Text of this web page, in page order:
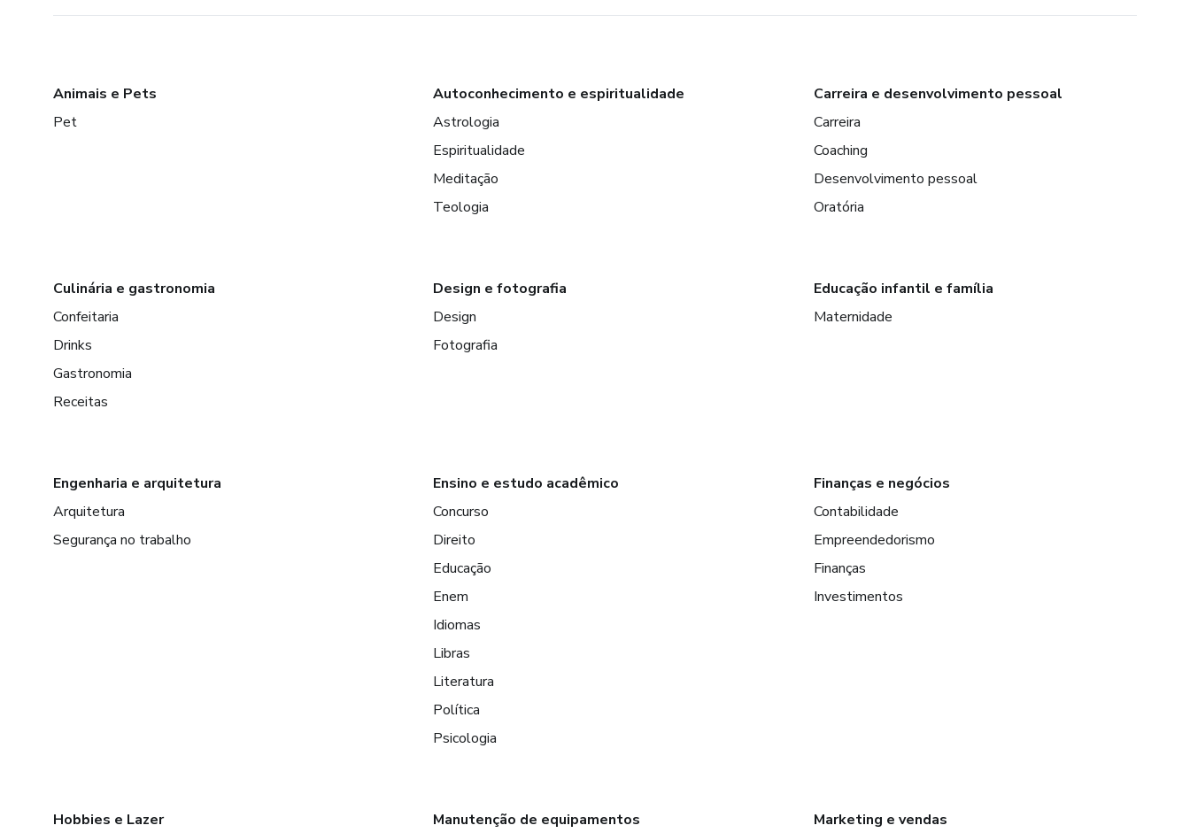
Animais e Pets
Pet
Autoconhecimento e espiritualidade
Astrologia
Espiritualidade
Meditação
Teologia
Carreira e desenvolvimento pessoal
Carreira
Coaching
Desenvolvimento pessoal
Oratória
Culinária e gastronomia
Confeitaria
Drinks
Gastronomia
Receitas
Design e fotografia
Design
Fotografia
Educação infantil e família
Maternidade
Engenharia e arquitetura
Arquitetura
Segurança no trabalho
Ensino e estudo acadêmico
Concurso
Direito
Educação
Enem
Idiomas
Libras
Literatura
Política
Psicologia
Finanças e negócios
Contabilidade
Empreendedorismo
Finanças
Investimentos
Hobbies e Lazer Manutenção de equipamentos Marketing e vendas